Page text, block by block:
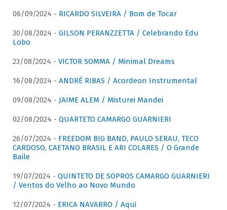
06/09/2024 - RICARDO SILVEIRA / Bom de Tocar
30/08/2024 - GILSON PERANZZETTA / Celebrando Edu
Lobo
23/08/2024 - VICTOR SOMMA / Minimal Dreams
16/08/2024 - ANDRÉ RIBAS / Acordeon Instrumental
09/08/2024 - JAIME ALEM / Misturei Mandei
02/08/2024 - QUARTETO CAMARGO GUARNIERI
26/07/2024 - FREEDOM BIG BAND, PAULO SERAU, TECO
CARDOSO, CAETANO BRASIL E ARI COLARES / O Grande
Baile
19/07/2024 - QUINTETO DE SOPROS CAMARGO GUARNIERI
/ Ventos do Velho ao Novo Mundo
12/07/2024 - ERICA NAVARRO / Aqui